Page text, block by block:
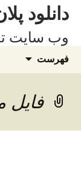
نوشته‌ها
دانلود
وب سایت
فهرست
فایل